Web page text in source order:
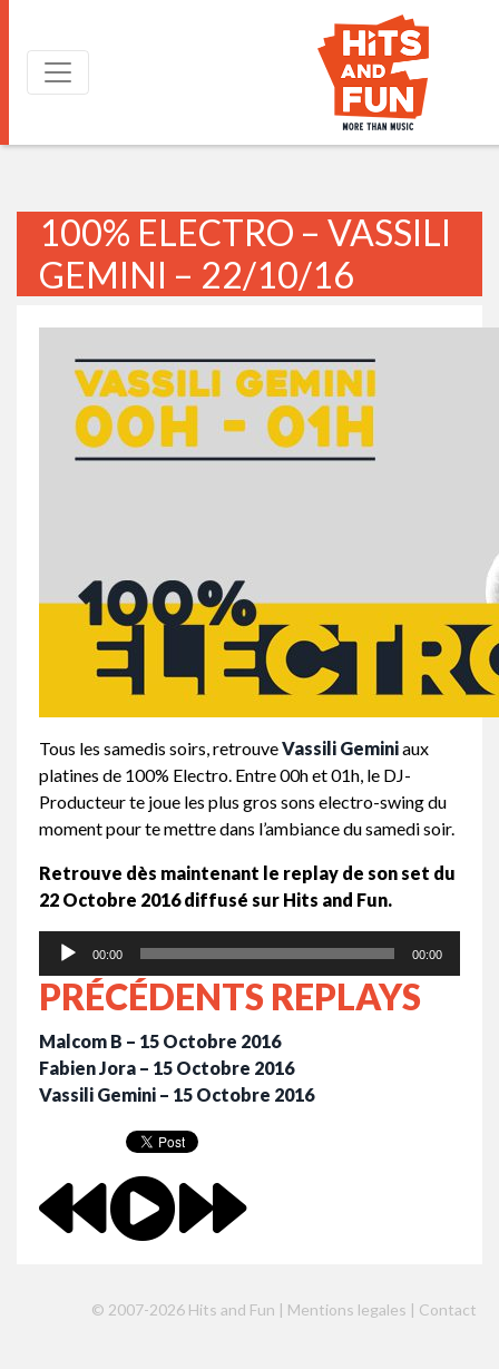
100% ELECTRO – VASSILI
GEMINI – 22/10/16
Tous les samedis soirs, retrouveVassili Geminiaux
platines de 100% Electro. Entre 00h et 01h, le DJ-
Producteur te joue les plus gros sons electro-swing du
moment pour te mettre dans l’ambiance du samedi soir.
Retrouve dès maintenant le replay de son set du
22 Octobre 2016 diffusé sur Hits and Fun.
Lecteur
00:00 00:00
PRÉCÉDENTS REPLAYS
Malcom B – 15 Octobre 2016
Fabien Jora – 15 Octobre 2016
Vassili Gemini – 15 Octobre 2016
© 2007-2026 Hits and Fun | Mentions legales | Contact